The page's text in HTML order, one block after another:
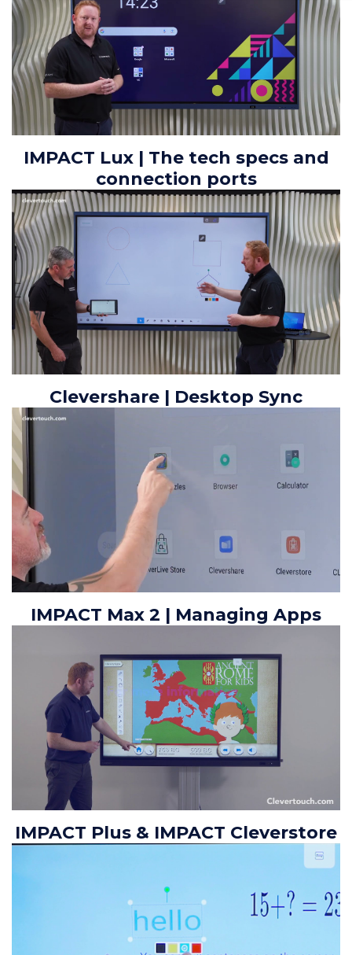
IMPACT Lux | The tech specs and
connection ports
Clevershare | Desktop Sync
IMPACT Max 2 | Managing Apps
IMPACT Plus & IMPACT Cleverstore